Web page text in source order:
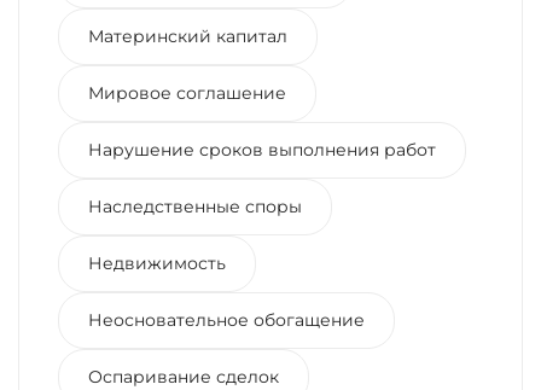
Материнский капитал
Мировое соглашение
Нарушение сроков выполнения работ
Наследственные споры
Недвижимость
Неосновательное обогащение
Оспаривание сделок